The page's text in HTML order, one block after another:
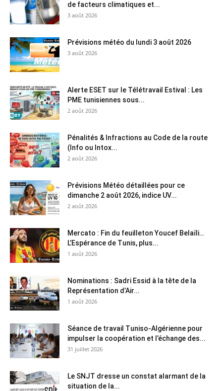
de facteurs climatiques et...
3 août 2026
Prévisions météo du lundi 3 août 2026
3 août 2026
Alerte ESET sur le Télétravail Estival : Les
PME tunisiennes sous...
2 août 2026
Pénalités & Infractions au Code de la route
(Info ou Intox...
2 août 2026
Prévisions Météo détaillées pour ce
dimanche 2 août 2026, indice UV...
2 août 2026
Mercato : Fin du feuilleton Youcef Belaïli…
L’Espérance de Tunis, plus...
1 août 2026
Nominations : Sadri Essid à la tête de la
Représentation d’Air...
1 août 2026
Séance de travail Tuniso-Algérienne pour
impulser la coopération et l’échange des...
31 juillet 2026
Le SNJT dresse un constat alarmant de la
situation de la...